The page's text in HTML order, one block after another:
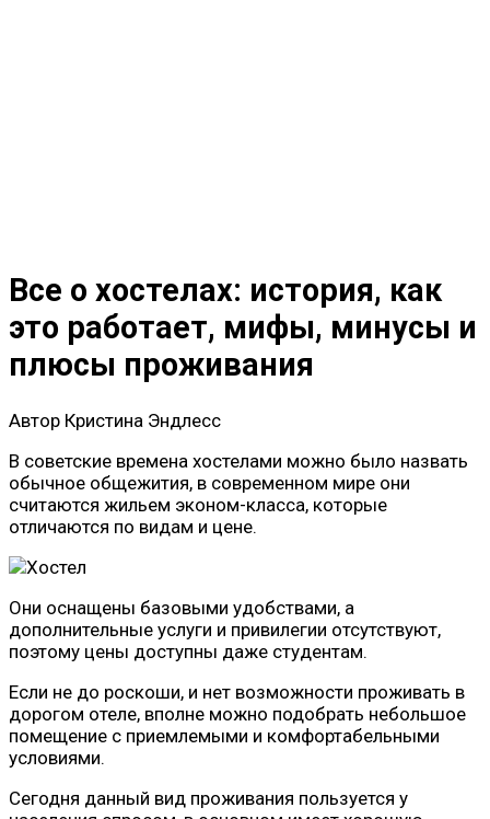
Все о хостелах: история, как
это работает, мифы, минусы и
плюсы проживания
Автор Кристина Эндлесс
В советские времена хостелами можно было назвать
обычное общежития, в современном мире они
считаются жильем эконом-класса, которые
отличаются по видам и цене.
Они оснащены базовыми удобствами, а
дополнительные услуги и привилегии отсутствуют,
поэтому цены доступны даже студентам.
Если не до роскоши, и нет возможности проживать в
дорогом отеле, вполне можно подобрать небольшое
помещение с приемлемыми и комфортабельными
условиями.
Сегодня данный вид проживания пользуется у